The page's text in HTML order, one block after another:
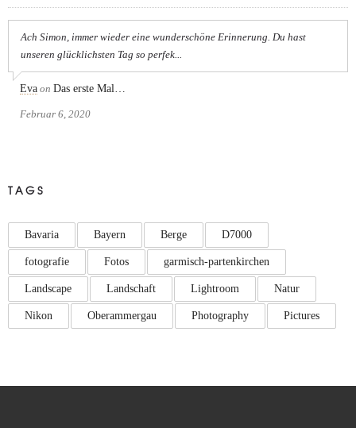
Ach Simon, immer wieder eine wunderschöne Erinnerung. Du hast
unseren glücklichsten Tag so perfek...
Eva on Das erste Mal…
Februar 6, 2020
TAGS
Bavaria Bayern Berge D7000
fotografie Fotos garmisch-partenkirchen
Landscape Landschaft Lightroom Natur
Nikon Oberammergau Photography Pictures